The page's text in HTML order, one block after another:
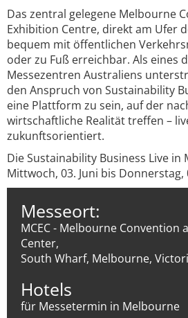
Das zentral gelegene Melbourne
Exhibition Centre, direkt am Ufer
bequem mit öffentlichen
oder zu Fuß erreichbar. Als eines
Messezentren Australiens
den Anspruch von Sustainability
eine Plattform zu sein, auf der
wirtschaftliche Realität treffen –
zukunftsorientiert.
Die Sustainability Business Live
Mittwoch, 03. Juni bis Donnerstag,
Messeort:
MCEC - Melbourne Convention
Center,
South Wharf, Melbourne,
Hotels
für Messetermin in Melbourne